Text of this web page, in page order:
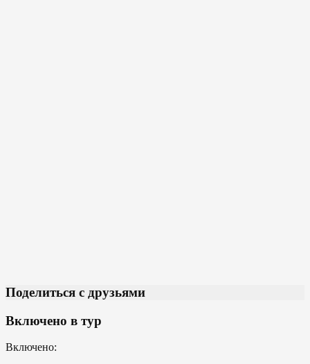
Поделиться с друзьями
Включено в тур
Включено: